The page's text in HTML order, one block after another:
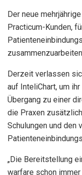
Der neue
Practicum-Kunden,
Derzeit verlassen
auf InteliChart, um
Übergang zu einer
die Praxen
Schulungen und den
„Die Bereitstellung
warfare schon